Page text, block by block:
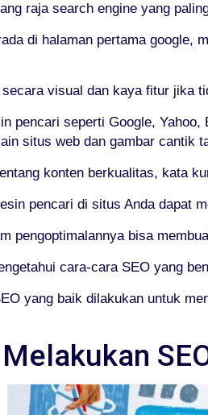
raja search engine yang
di halaman pertama google,
visual dan kaya fitur jika
pencari seperti Google,
situs web dan gambar
konten berkualitas, kata
pencari di situs Anda dapat
pengoptimalannya bisa
cara-cara SEO yang
yang baik dilakukan untuk